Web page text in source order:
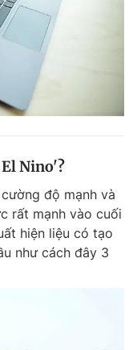
Nino'?
độ mạnh và
rất mạnh vào cuối
hiện liệu có tạo
như cách đây 3